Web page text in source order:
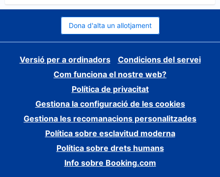
Dona d'alta un allotjament
Versió per a ordinadors
Condicions del servei
Com funciona el nostre web?
Política de privacitat
Gestiona la configuració de les cookies
Gestiona les recomanacions personalitzades
Política sobre esclavitud moderna
Política sobre drets humans
Info sobre Booking.com